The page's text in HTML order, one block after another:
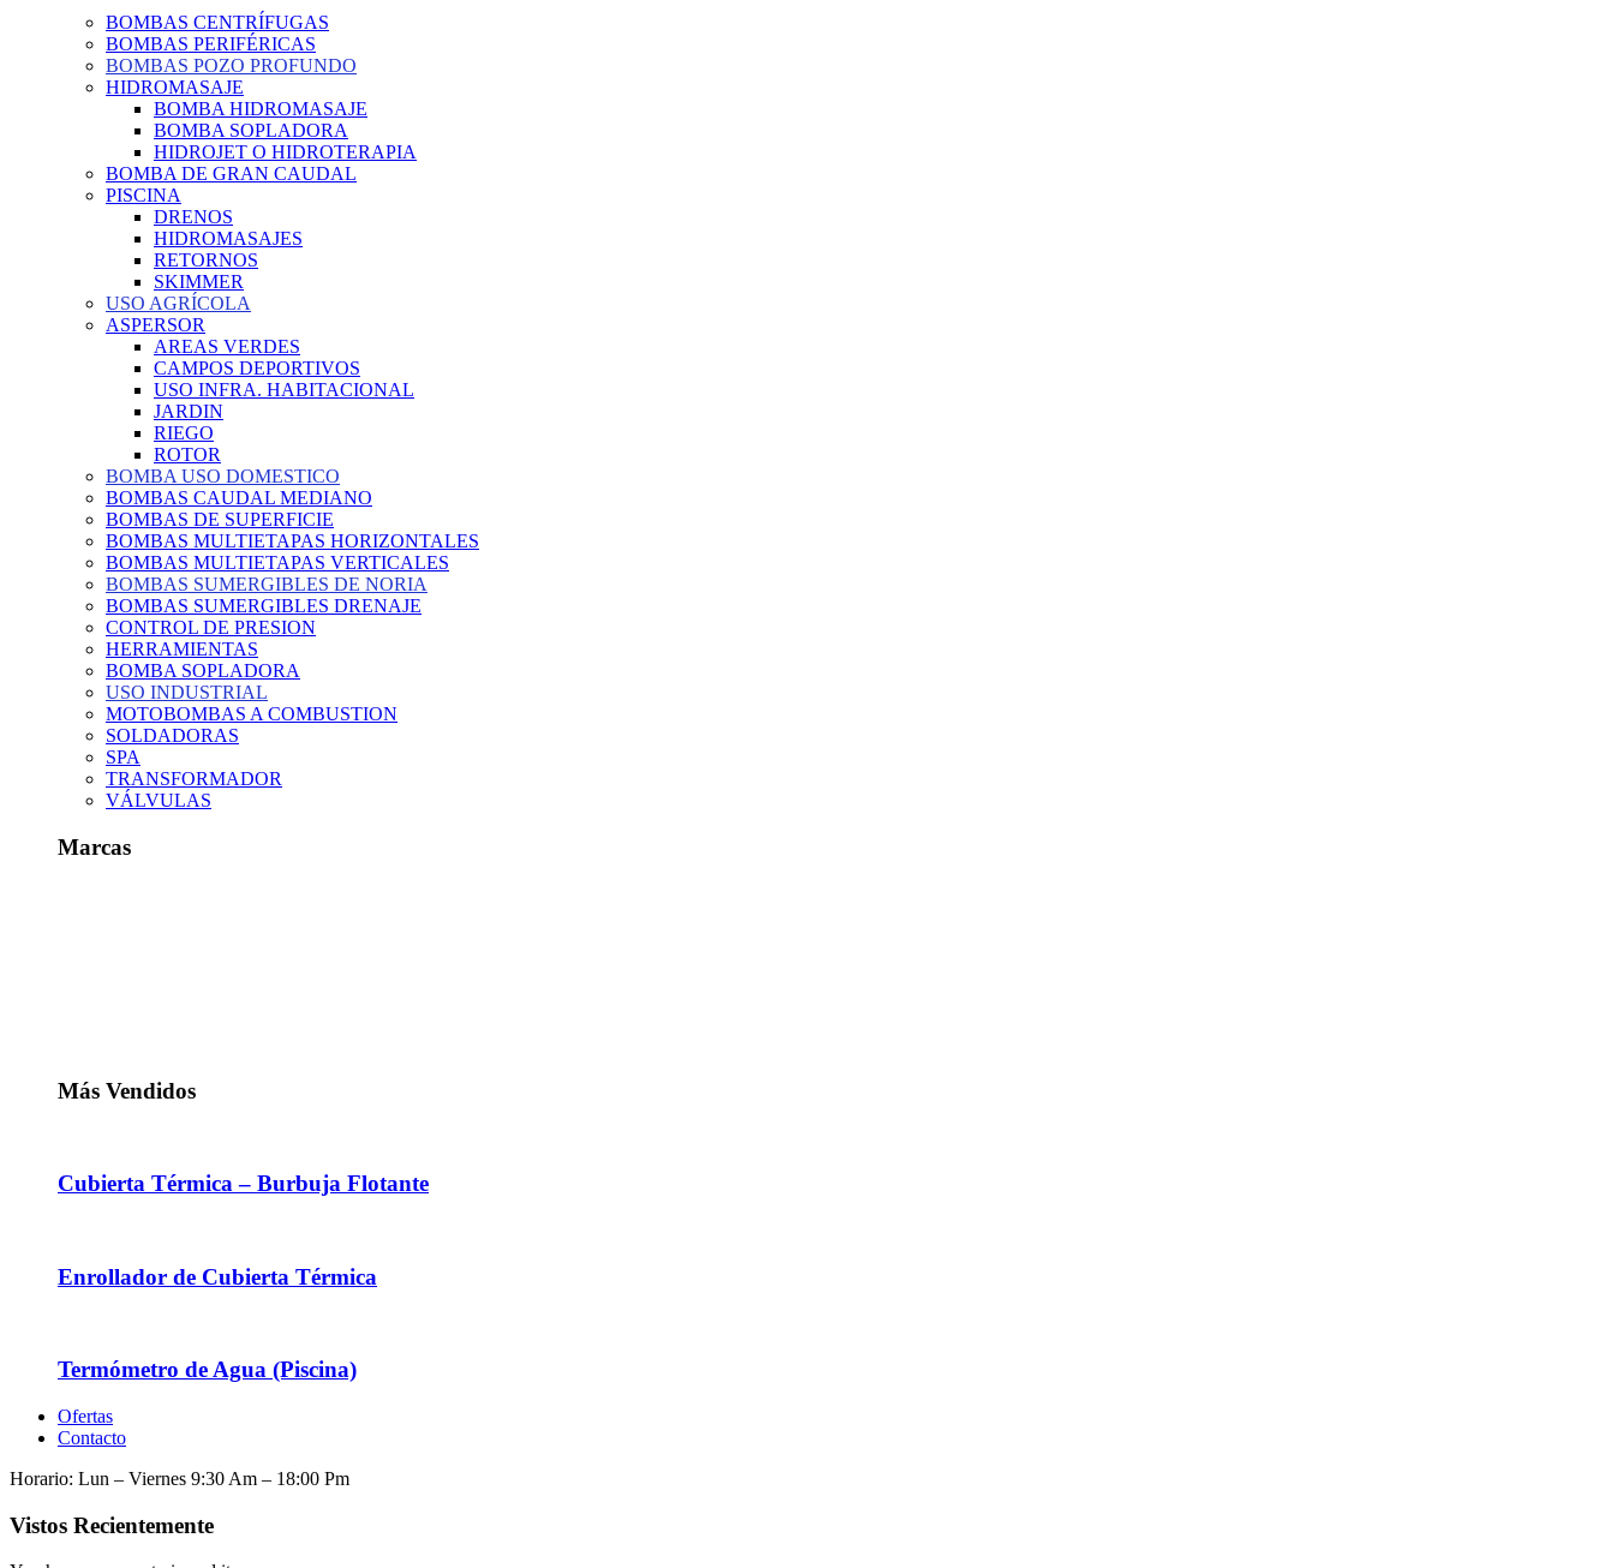
BOMBAS CENTRÍFUGAS
BOMBAS PERIFÉRICAS
BOMBAS POZO PROFUNDO
HIDROMASAJE
BOMBA HIDROMASAJE
BOMBA SOPLADORA
HIDROJET O HIDROTERAPIA
BOMBA DE GRAN CAUDAL
PISCINA
DRENOS
HIDROMASAJES
RETORNOS
SKIMMER
USO AGRÍCOLA
ASPERSOR
AREAS VERDES
CAMPOS DEPORTIVOS
USO INFRA. HABITACIONAL
JARDIN
RIEGO
ROTOR
BOMBA USO DOMESTICO
BOMBAS CAUDAL MEDIANO
BOMBAS DE SUPERFICIE
BOMBAS MULTIETAPAS HORIZONTALES
BOMBAS MULTIETAPAS VERTICALES
BOMBAS SUMERGIBLES DE NORIA
BOMBAS SUMERGIBLES DRENAJE
CONTROL DE PRESION
HERRAMIENTAS
BOMBA SOPLADORA
USO INDUSTRIAL
MOTOBOMBAS A COMBUSTION
SOLDADORAS
SPA
TRANSFORMADOR
VÁLVULAS
Marcas
Más Vendidos
Cubierta Térmica – Burbuja Flotante
Enrollador de Cubierta Térmica
Termómetro de Agua (Piscina)
Ofertas
Contacto
Horario: Lun – Viernes 9:30 Am – 18:00 Pm
Vistos Recientemente